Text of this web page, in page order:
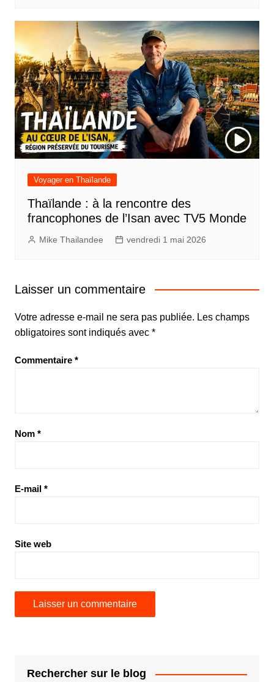
Voyager en Thaïlande
Thaïlande : à la rencontre des
francophones de l’Isan avec TV5 Monde
Mike Thailandee vendredi 1 mai 2026
Laisser un commentaire
Votre adresse e-mail ne sera pas publiée. Les champs
obligatoires sont indiqués avec *
Commentaire *
Nom *
E-mail *
Site web
Rechercher sur le blog